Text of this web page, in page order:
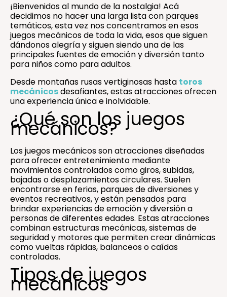
¡Bienvenidos al mundo de la nostalgia! Acá
decidimos no hacer una larga lista con parques
temáticos, esta vez nos concentramos en esos
juegos mecánicos de toda la vida, esos que siguen
dándonos alegría y siguen siendo una de las
principales fuentes de emoción y diversión tanto
para niños como para adultos.
Desde montañas rusas vertiginosas hasta toros
mecánicosdesafiantes, estas atracciones ofrecen
una experiencia única e inolvidable.
¿Qué son los juegos
mecánicos?
Los juegos mecánicos son atracciones diseñadas
para ofrecer entretenimiento mediante
movimientos controlados como giros, subidas,
bajadas o desplazamientos circulares. Suelen
encontrarse en ferias, parques de diversiones y
eventos recreativos, y están pensados para
brindar experiencias de emoción y diversión a
personas de diferentes edades. Estas atracciones
combinan estructuras mecánicas, sistemas de
seguridad y motores que permiten crear dinámicas
como vueltas rápidas, balanceos o caídas
controladas.
Tipos de juegos
mecánicos